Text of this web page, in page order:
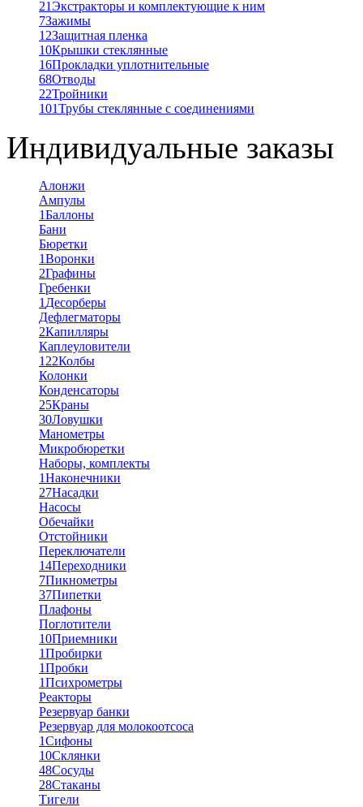
21Экстракторы и комплектующие к ним
7Зажимы
12Защитная пленка
10Крышки стеклянные
16Прокладки уплотнительные
68Отводы
22Тройники
101Трубы стеклянные с соединениями
Индивидуальные заказы
Алонжи
Ампулы
1Баллоны
Бани
Бюретки
1Воронки
2Графины
Гребенки
1 Десорберы
Дефлегматоры
2Капилляры
Каплеуловители
122Колбы
Колонки
Конденсаторы
25Краны
30Ловушки
Манометры
Микробюретки
Наборы, комплекты
1Наконечники
27Насадки
Насосы
Обечайки
Отстойники
Переключатели
14Переходники
7Пикнометры
37Пипетки
Плафоны
Поглотители
10Приемники
1Пробирки
1Пробки
1Психрометры
Реакторы
Резервуар банки
Резервуар для молокоотсоса
1Сифоны
10Склянки
48Сосуды
28Стаканы
Тигели